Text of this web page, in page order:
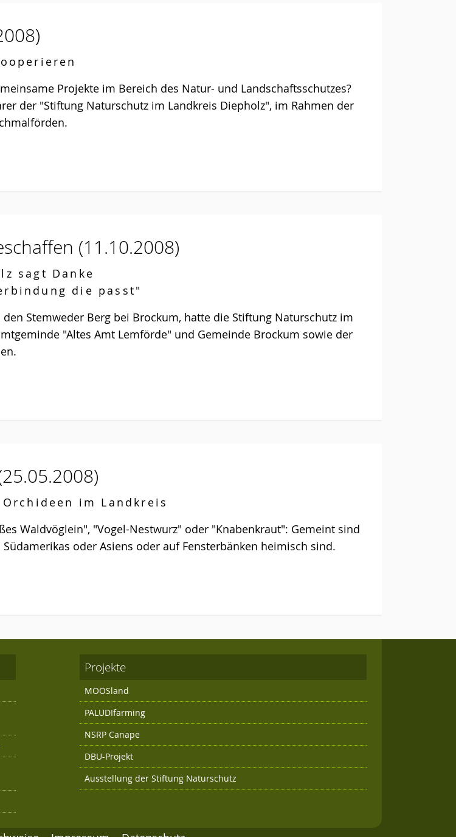
Projekte im Bereich des Natur- und Landschaftsschutzes?
der "Stiftung Naturschutz im Landkreis Diepholz", im Rahmen der
(11.10.2008)
sagt Danke
die passt"
Stemweder Berg bei Brockum, hatte die Stiftung Naturschutz im
"Altes Amt Lemförde" und Gemeinde Brockum sowie der
im Landkreis
Waldvöglein", "Vogel-Nestwurz" oder "Knabenkraut": Gemeint sind
oder Asiens oder auf Fensterbänken heimisch sind.
Projekte
MOOSland
PALUDIfarming
NSRP Canape
DBU-Projekt
Ausstellung der Stiftung Naturschutz